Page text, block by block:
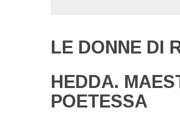
LE DONNE DI
HEDDA.
POETESSA